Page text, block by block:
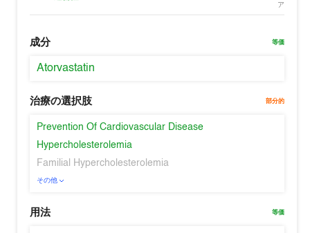
ア
成分 等価
Atorvastatin
治療の選択肢 部分的
Prevention Of Cardiovascular Disease
Hypercholesterolemia
Familial Hypercholesterolemia
その他
用法 等価